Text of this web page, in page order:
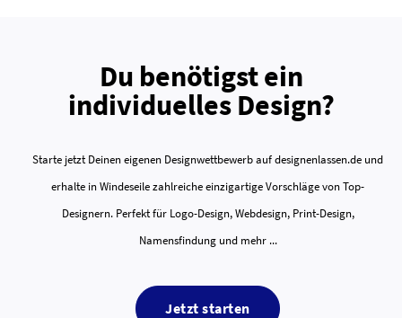
Du benötigst ein
individuelles Design?
Starte jetzt Deinen eigenen Designwettbewerb auf designenlassen.de und
erhalte in Windeseile zahlreiche einzigartige Vorschläge von Top-
Designern. Perfekt für Logo-Design, Webdesign, Print-Design,
Namensfindung und mehr ...
Jetzt starten